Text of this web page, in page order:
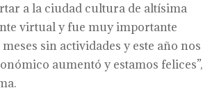
a la ciudad cultura de altísima
virtual y fue muy importante
sin actividades y este año nos
aumentó y estamos felices”,